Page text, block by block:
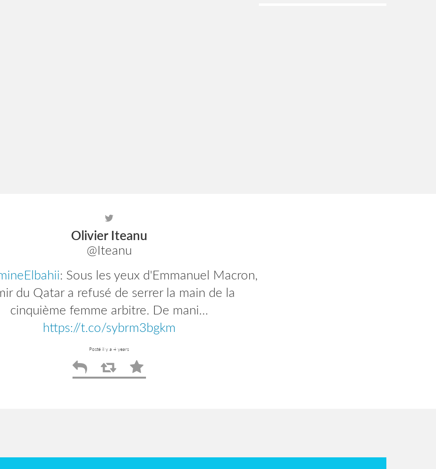
Olivier Iteanu
@Iteanu
: Sous les yeux d'Emmanuel Macron,
du Qatar a refusé de serrer la main de la
cinquième femme arbitre. De mani…
https://t.co/sybrm3bgkm
Posté il y a 4 years
: Plus que quelques heures pour vous
aux journées d'actualité de l'EFB Pendant 2
nous allons revenir…https://t.co/zyIWAlV2gn
Posté il y a 4 years